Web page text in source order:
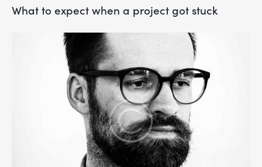
What to expect when a project got stuck